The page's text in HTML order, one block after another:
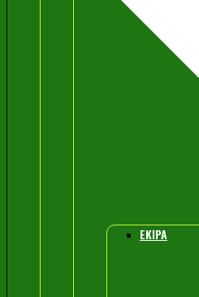
EKIPA